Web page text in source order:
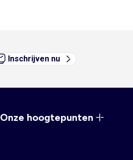
Inschrijven nu
Onze hoogtepunten